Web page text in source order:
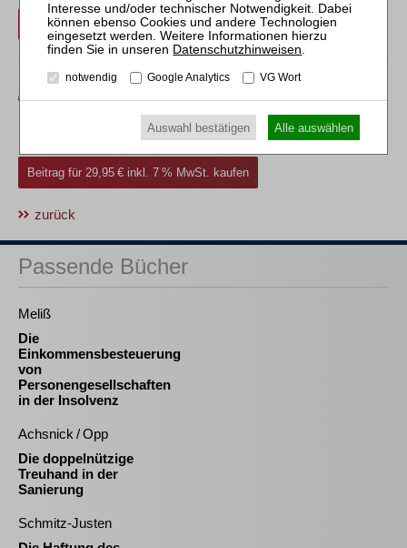
Beitrag für 29,95 € inkl. 7 % MwSt. kaufen
Erwerben Sie den gewünschten Beitrag kostenpflichtig mit
Beitrag für 29,95 € inkl. 7 % MwSt. kaufen
zurück
Passende Bücher
Meliß
Die
Einkommensbesteuerung
von
Personengesellschaften
in der Insolvenz
Achsnick / Opp
Die doppelnützige
Treuhand in der
Sanierung
Schmitz-Justen
Datenschutzhinweisen
notwendig Google Analytics VG Wort
Auswahl bestätigen Alle auswählen